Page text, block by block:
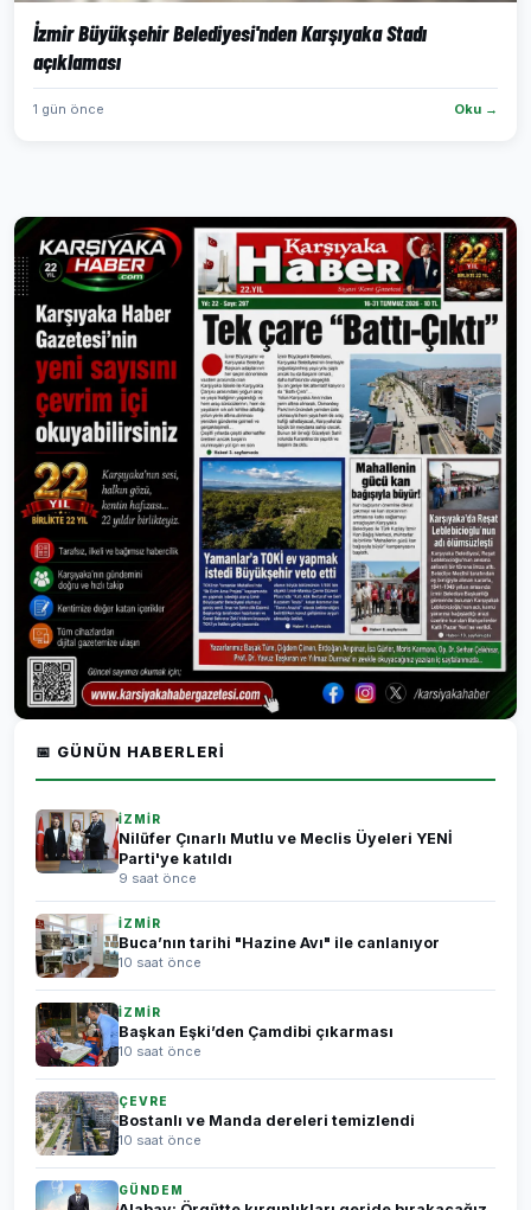
İzmir Büyükşehir Belediyesi'nden Karşıyaka Stadı
açıklaması
1 gün önce Oku →
📅 GÜNÜN HABERLERI
İZMİR
Nilüfer Çınarlı Mutlu ve Meclis Üyeleri YENİ
Parti'ye katıldı
9 saat önce
İZMİR
Buca’nın tarihi "Hazine Avı" ile canlanıyor
10 saat önce
İZMİR
Başkan Eşki’den Çamdibi çıkarması
10 saat önce
ÇEVRE
Bostanlı ve Manda dereleri temizlendi
10 saat önce
GÜNDEM